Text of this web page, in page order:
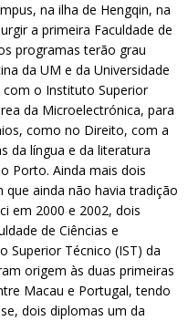
na ilha de Hengqin, na
a primeira Faculdade de
programas terão grau
da UM e da Universidade
o Instituto Superior
da Microelectrónica, para
como no Direito, com a
da língua e da literatura
Porto. Ainda mais dois
ainda não havia tradição
em 2000 e 2002, dois
de Ciências e
Superior Técnico (IST) da
origem às duas primeiras
Macau e Portugal, tendo
dois diplomas um da